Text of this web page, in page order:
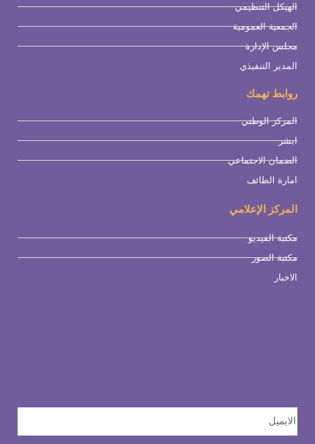
الهيكل التنظيمي
الجمعية العمومية
مجلس الإدارة
المدير التنفيذي
روابط تهمك
المركز الوطني
ابشر
الضمان الاجتماعي
امارة الطائف
المركز الإعلامي
مكتبة الفيديو
مكتبة الصور
الاخبار